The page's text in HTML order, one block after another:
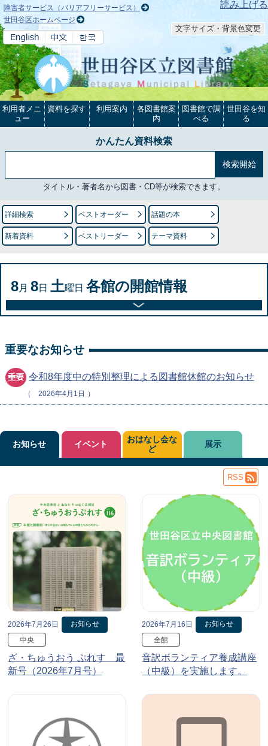
本文へ 読み上げる
障害者サービス（バリアフリーサービス）
世田谷区ホームページ
文字サイズ・背景色変更
利用者メニ
ュー
資料を探す 利用案内
各図書館案
内
図書館で調
べる
世田谷を知
る
かんたん資料検索
タイトル・著者名から図書・CD等が検索できます。
詳細検索 ベストオーダー 話題の本
新着資料 ベストリーダー テーマ資料
8月 8日 土曜日 各館の開館情報
重要なお知らせ
令和8年度中の特別整理による図書館休館のお知らせ
2026年4月1日
お知らせ
2026年7月26日
お知らせ
中央
ざ・ちゅうおう ぷれす 最
新号（2026年7月号）
2026年7月16日
お知らせ
全館
音訳ボランティア養成講座
（中級）を実施します。
イベント
おはなし会な
ど
展示
RSS